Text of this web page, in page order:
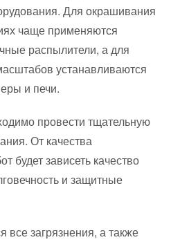
Для окрашивания
чаще применяются
распылители, а для
устанавливаются
и печи.
провести тщательную
От качества
будет зависеть качество
и защитные
все загрязнения, а также